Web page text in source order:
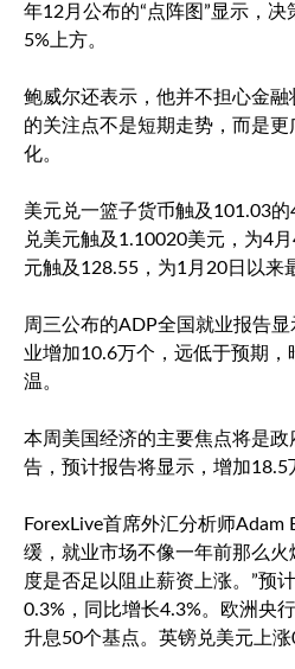
年12月公布的“点阵图”显示，
5%上方。
鲍威尔还表示，他并不担心金
的关注点不是短期走势，而是
化。
美元兑一篮子货币触及101.03的
兑美元触及1.10020美元，为4月
元触及128.55，为1月20日以来
周三公布的ADP全国就业报告
业增加10.6万个，远低于预期
温。
本周美国经济的主要焦点将是
告，预计报告将显示，增加18.5
ForexLive首席外汇分析师Adam
缓，就业市场不像一年前那么
度是否足以阻止薪资上涨。”预
0.3%，同比增长4.3%。欧洲央
升息50个基点。 英镑兑美元 上